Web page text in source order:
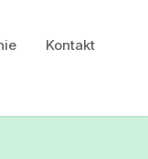
Kontakt